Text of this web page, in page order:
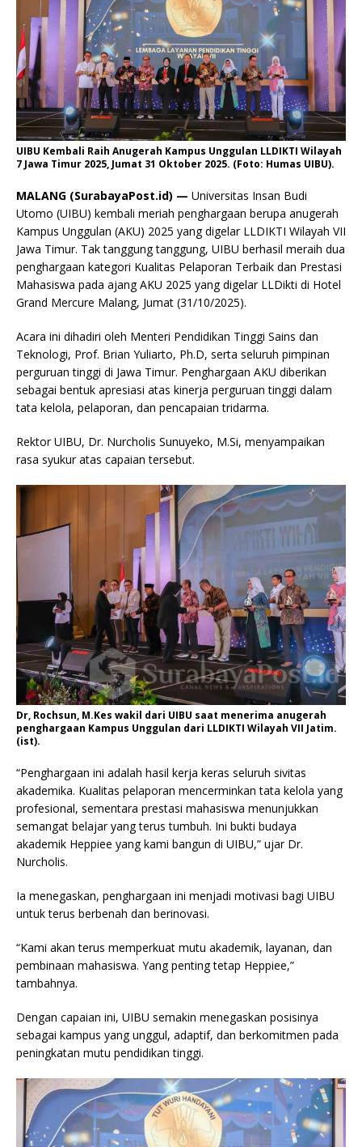
UIBU Kembali Raih Anugerah Kampus Unggulan LLDIKTI Wilayah
7 Jawa Timur 2025, Jumat 31 Oktober 2025. (Foto: Humas UIBU).
MALANG (SurabayaPost.id) — Universitas Insan Budi
Utomo (UIBU) kembali meriah penghargaan berupa anugerah
Kampus Unggulan (AKU) 2025 yang digelar LLDIKTI Wilayah VII
Jawa Timur. Tak tanggung tanggung, UIBU berhasil meraih dua
penghargaan kategori Kualitas Pelaporan Terbaik dan Prestasi
Mahasiswa pada ajang AKU 2025 yang digelar LLDikti di Hotel
Grand Mercure Malang, Jumat (31/10/2025).
Acara ini dihadiri oleh Menteri Pendidikan Tinggi Sains dan
Teknologi, Prof. Brian Yuliarto, Ph.D, serta seluruh pimpinan
perguruan tinggi di Jawa Timur. Penghargaan AKU diberikan
sebagai bentuk apresiasi atas kinerja perguruan tinggi dalam
tata kelola, pelaporan, dan pencapaian tridarma.
Rektor UIBU, Dr. Nurcholis Sunuyeko, M.Si, menyampaikan
rasa syukur atas capaian tersebut.
Dr, Rochsun, M.Kes wakil dari UIBU saat menerima anugerah
penghargaan Kampus Unggulan dari LLDIKTI Wilayah VII Jatim.
(ist).
“Penghargaan ini adalah hasil kerja keras seluruh sivitas
akademika. Kualitas pelaporan mencerminkan tata kelola yang
profesional, sementara prestasi mahasiswa menunjukkan
semangat belajar yang terus tumbuh. Ini bukti budaya
akademik Heppiee yang kami bangun di UIBU,” ujar Dr.
Nurcholis.
Ia menegaskan, penghargaan ini menjadi motivasi bagi UIBU
untuk terus berbenah dan berinovasi.
“Kami akan terus memperkuat mutu akademik, layanan, dan
pembinaan mahasiswa. Yang penting tetap Heppiee,”
tambahnya.
Dengan capaian ini, UIBU semakin menegaskan posisinya
sebagai kampus yang unggul, adaptif, dan berkomitmen pada
peningkatan mutu pendidikan tinggi.